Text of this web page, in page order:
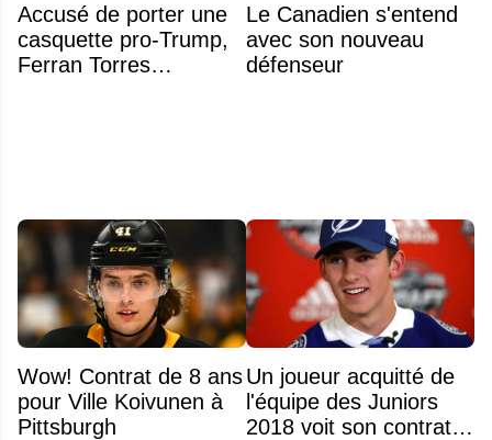
Accusé de porter une
casquette pro-Trump,
Ferran Torres
Le Canadien s'entend
avec son nouveau
défenseur
Wow! Contrat de 8 ans
pour Ville Koivunen à
Pittsburgh
Un joueur acquitté de
l'équipe des Juniors
2018 voit son contrat